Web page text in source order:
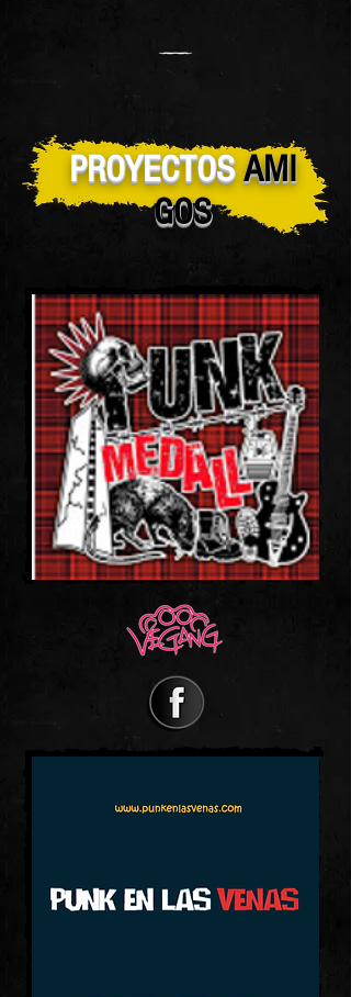
PROYECTOSAMI
GOS